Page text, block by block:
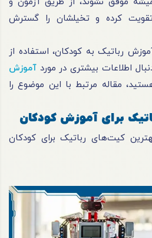
کرده و تخیلشان را گسترش
رباتیک به کودکان، استفاده از
اطلاعات بیشتری در مورد آموزش
مقاله مرتبط با این موضوع را
برای آموزش کودکان
کیت‌های رباتیک برای کودکان